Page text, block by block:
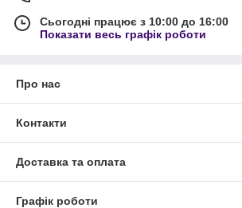
Сьогодні працює з 10:00 до 16:00
Показати весь графік роботи
Про нас
Контакти
Доставка та оплата
Графік роботи